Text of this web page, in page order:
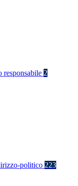
2
politico 223